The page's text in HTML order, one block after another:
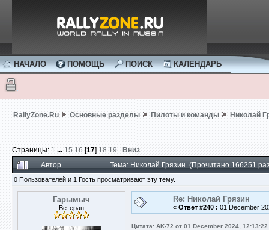
НАЧАЛО ПОМОЩЬ ПОИСК КАЛЕНДАРЬ
RallyZone.Ru Основные разделы Пилоты и команды Николай
Страницы: 1 ... 15 16 [17] 18 19
Вниз
Автор
Тема: Николай Грязин (Прочитано 166251
0 Пользователей и 1 Гость просматривают эту тему.
Гарымыч
Ветеран
Re: Николай Грязин
« Ответ #240 : 01 December
Цитата: AK-72 от 01 December 2024, 12:13:22